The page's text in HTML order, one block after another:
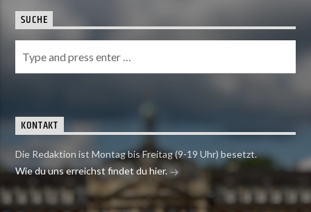
SUCHE
KONTAKT
Die Redaktion ist Montag bis Freitag (9-19 Uhr) besetzt.
Wie du uns erreichst findet du hier.